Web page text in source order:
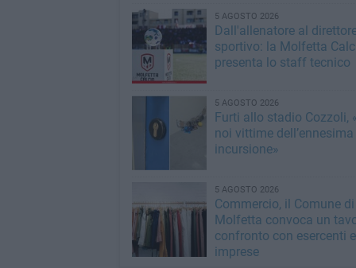
5 AGOSTO 2026
Dall'allenatore al
sportivo: la Molfetta
presenta lo staff tecnico
5 AGOSTO 2026
Furti allo stadio Cozzoli,
noi vittime dell’ennesima
incursione»
5 AGOSTO 2026
Commercio, il Comune di
Molfetta convoca un
confronto con esercenti
imprese